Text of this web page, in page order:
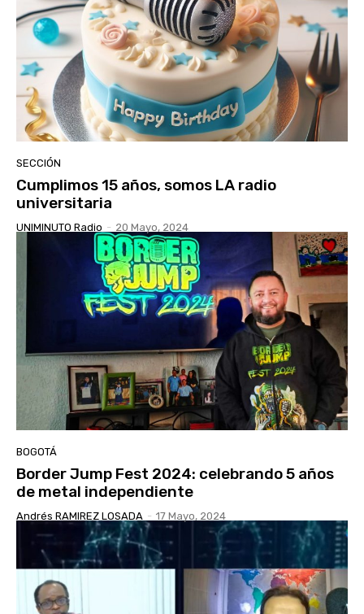
SECCIÓN
Cumplimos 15 años, somos LA radio
universitaria
UNIMINUTO Radio - 20 Mayo, 2024
BOGOTÁ
Border Jump Fest 2024: celebrando 5 años
de metal independiente
Andrés RAMIREZ LOSADA - 17 Mayo, 2024